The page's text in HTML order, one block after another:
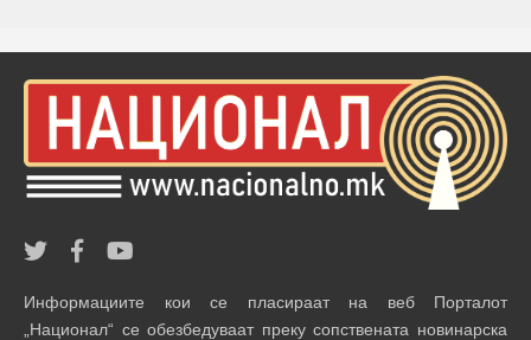
Информациите кои се пласираат на веб Порталот
„Национал“ се обезбедуваат преку сопствената новинарска